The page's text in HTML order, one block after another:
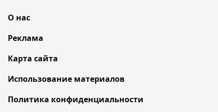
О нас
Реклама
Карта сайта
Использование материалов
Политика конфиденциальности